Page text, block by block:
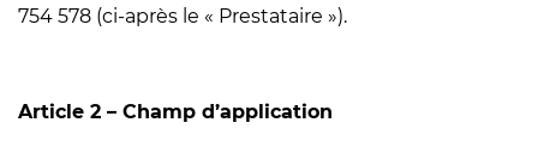
754 578 (ci-après le « Prestataire »).
Article 2 – Champ d’application